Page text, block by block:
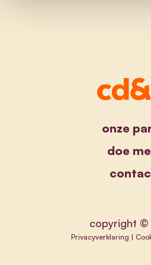
onze
doe
copyright ©
Privacyverklaring |